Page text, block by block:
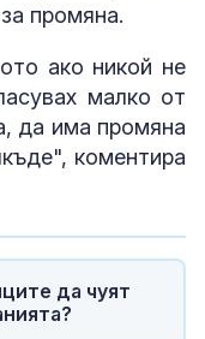
промяна.
ако никой не
малко от
да има промяна
коментира
да чуят